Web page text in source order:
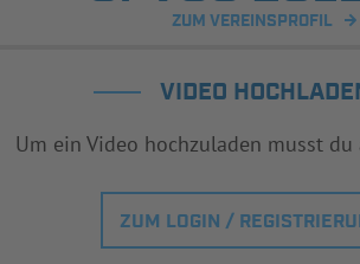
ZUM VEREINSPROFIL
VIDEO
Um ein Video hochzuladen musst
ZUM LOGIN /